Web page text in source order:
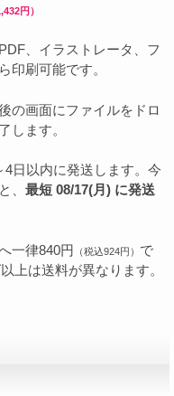
円）
、イラストレータ、フ
印刷可能です。
の画面にファイルをドロ
します。
4日以内に発送します。今
、 最短 08/17(月) に発送
一律840円 （税込924円）
で
上は送料が異なります。